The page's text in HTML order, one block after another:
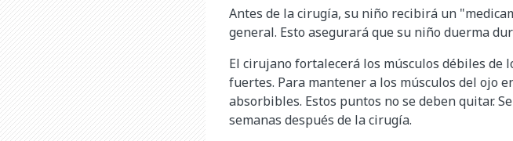
Antes de la cirugía, su niño recibirá un
general. Esto asegurará que su niño duerma
El cirujano fortalecerá los músculos débiles de
fuertes. Para mantener a los músculos del ojo
absorbibles. Estos puntos no se deben quitar.
semanas después de la cirugía.